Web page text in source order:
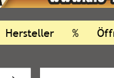
Hersteller %